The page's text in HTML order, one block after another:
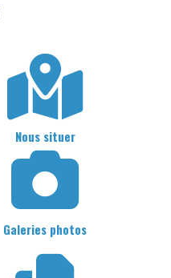
Nous situer
Galeries photos